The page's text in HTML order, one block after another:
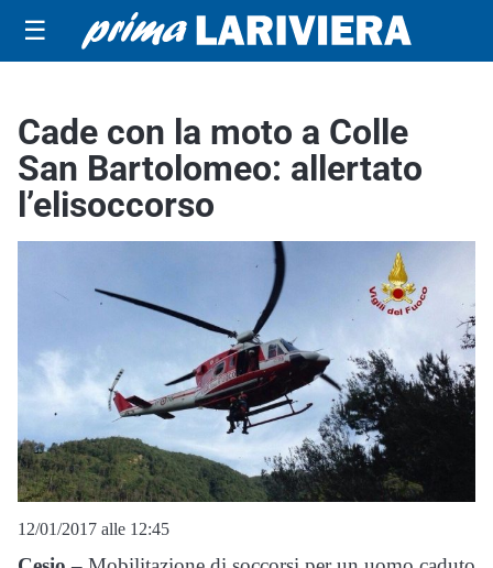
☰
Cade con la moto a Colle
San Bartolomeo: allertato
l’elisoccorso
12/01/2017 alle 12:45